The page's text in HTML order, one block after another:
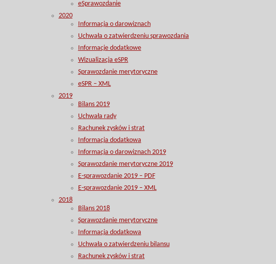
eSprawozdanie
2020
Informacja o darowiznach
Uchwała o zatwierdzeniu sprawozdania
Informacje dodatkowe
Wizualizacja eSPR
Sprawozdanie merytoryczne
eSPR – XML
2019
Bilans 2019
Uchwała rady
Rachunek zysków i strat
Informacja dodatkowa
Informacja o darowiznach 2019
Sprawozdanie merytoryczne 2019
E-sprawozdanie 2019 – PDF
E-sprawozdanie 2019 – XML
2018
Bilans 2018
Sprawozdanie merytoryczne
Informacja dodatkowa
Uchwała o zatwierdzeniu bilansu
Rachunek zysków i strat